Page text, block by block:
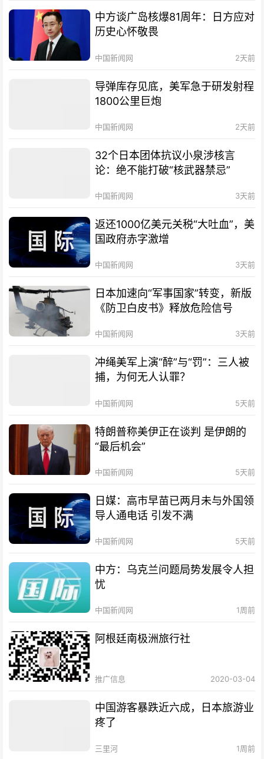
中方谈广岛核爆81周年：日方应对
历史心怀敬畏
中国新闻网 2天前
导弹库存见底，美军急于研发射程
1800公里巨炮
中国新闻网 2天前
32个日本团体抗议小泉涉核言
论：绝不能打破“核武器禁忌”
中国新闻网 3天前
返还1000亿美元关税“大吐血”，美
国政府赤字激增
中国新闻网 3天前
日本加速向“军事国家”转变，新版
《防卫白皮书》释放危险信号
中国新闻网 3天前
冲绳美军上演“醉”与“罚”：三人被
捕，为何无人认罪？
中国新闻网 5天前
特朗普称美伊正在谈判 是伊朗的
“最后机会”
中国新闻网 5天前
日媒：高市早苗已两月未与外国领
导人通电话 引发不满
中国新闻网 5天前
中方：乌克兰问题局势发展令人担
忧
中国新闻网 1周前
阿根廷南极洲旅行社
推广信息 2020-03-04
中国游客暴跌近六成，日本旅游业
疼了
三里河 1周前